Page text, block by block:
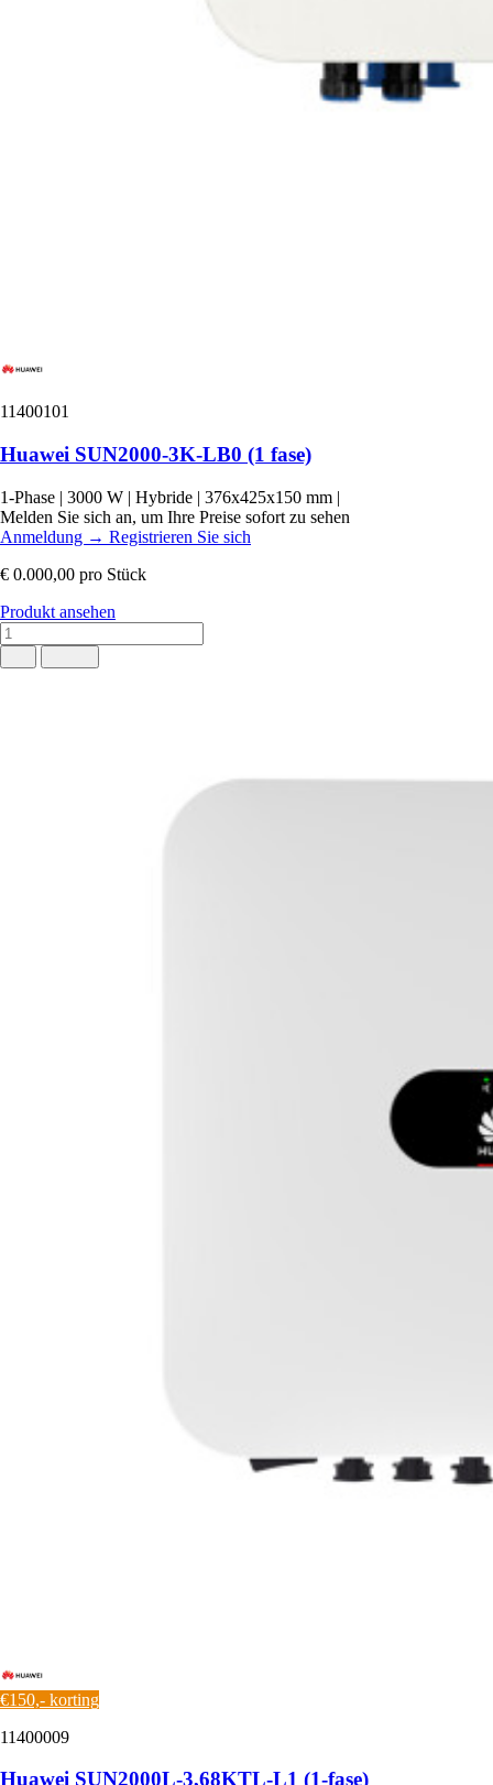
11400101
Huawei SUN2000-3K-LB0 (1 fase)
1-Phase | 3000 W | Hybride | 376x425x150 mm |
Melden Sie sich an, um Ihre Preise sofort zu sehen
Anmeldung → Registrieren Sie sich
€ 0.000,00 pro Stück
Produkt ansehen
€150,- korting
11400009
Huawei SUN2000L-3,68KTL-L1 (1-fase)